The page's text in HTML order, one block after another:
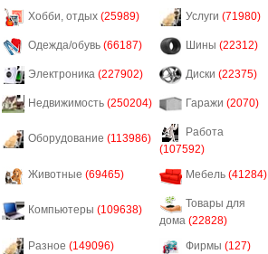
Хобби, отдых (25989) Услуги (71980)
Одежда/обувь (66187) Шины (22312)
Электроника (227902) Диски (22375)
Недвижимость (250204) Гаражи (2070)
Оборудование (113986)
Работа
(107592)
Животные (69465) Мебель (41284)
Компьютеры (109638)
Товары для
дома (22828)
Разное (149096) Фирмы (127)